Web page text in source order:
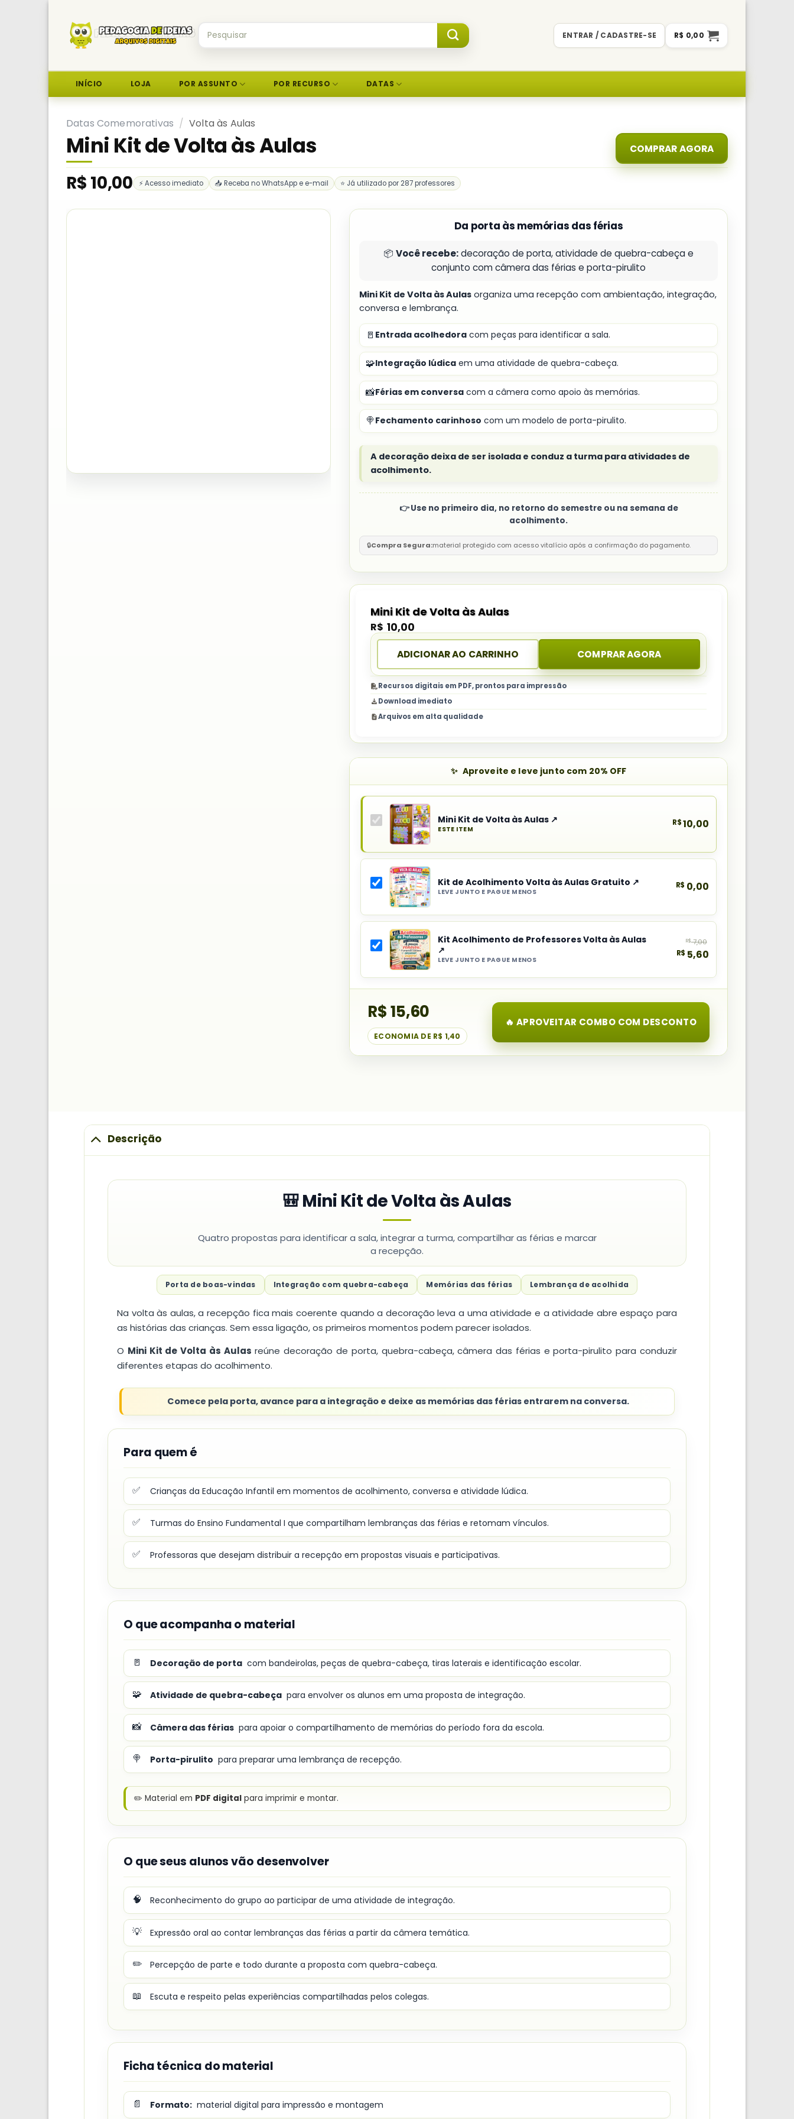
content
por:
ENTRAR / CADASTRE-SE R$ 0,00
INÍCIO LOJA POR ASSUNTO POR RECURSO DATAS
Datas Comemorativas / Volta às Aulas
Mini Kit de Volta às Aulas COMPRAR AGORA
R$ 10,00 ⚡ Acesso imediato 📥 Receba no WhatsApp e e-mail ⭐ Já utilizado por 287 professores
Da porta às memórias das férias
📦Você recebe:decoração de porta, atividade de quebra-cabeça e
conjunto com câmera das férias e porta-pirulito
Mini Kit de Volta às Aulas organiza uma recepção com ambientação, integração,
conversa e lembrança.
🚪 Entrada acolhedora com peças para identificar a sala.
🧩Integração lúdica em uma atividade de quebra-cabeça.
📸Férias em conversa com a câmera como apoio às memórias.
🍭 Fechamento carinhoso com um modelo de porta-pirulito.
A decoração deixa de ser isolada e conduz a turma para atividades de
acolhimento.
👉 Use no primeiro dia, no retorno do semestre ou na semana de
acolhimento.
🔒Compra Segura:material protegido com acesso vitalício após a confirmação do pagamento.
Mini Kit de Volta às Aulas
R$ 10,00
ADICIONAR AO CARRINHO COMPRAR AGORA
Recursos digitais em PDF, prontos para impressão
Download imediato
Arquivos em alta qualidade
Aproveite e leve junto com 20% OFF
Produto
principal
combo:
de
Volta
às
Aulas
Mini Kit de Volta às Aulas ↗
ESTE ITEM
R$10,00
Selecionar
item
combo:
Acolhimento
às
Aulas
Gratuito
Kit de Acolhimento Volta às Aulas Gratuito ↗
LEVE JUNTO E PAGUE MENOS
R$ 0,00
Selecionar
item
combo:
Acolhimento
de
Kit Acolhimento de Professores Volta às Aulas
↗
LEVE JUNTO E PAGUE MENOS
R$7,00
R$ 5,60
R$ 15,60
ECONOMIA DE R$ 1,40
🔥 APROVEITAR COMBO COM DESCONTO
Descrição
🎒 Mini Kit de Volta às Aulas
Quatro propostas para identificar a sala, integrar a turma, compartilhar as férias e marcar
a recepção.
Porta de boas-vindas Integração com quebra-cabeça Memórias das férias Lembrança de acolhida
Na volta às aulas, a recepção fica mais coerente quando a decoração leva a uma atividade e a atividade abre espaço para
as histórias das crianças. Sem essa ligação, os primeiros momentos podem parecer isolados.
O Mini Kit de Volta às Aulas reúne decoração de porta, quebra-cabeça, câmera das férias e porta-pirulito para conduzir
diferentes etapas do acolhimento.
Comece pela porta, avance para a integração e deixe as memórias das férias entrarem na conversa.
Para quem é
✅ Crianças da Educação Infantil em momentos de acolhimento, conversa e atividade lúdica.
✅ Turmas do Ensino Fundamental I que compartilham lembranças das férias e retomam vínculos.
✅ Professoras que desejam distribuir a recepção em propostas visuais e participativas.
O que acompanha o material
🚪 Decoração de porta com bandeirolas, peças de quebra-cabeça, tiras laterais e identificação escolar.
🧩 Atividade de quebra-cabeça para envolver os alunos em uma proposta de integração.
📸 Câmera das férias para apoiar o compartilhamento de memórias do período fora da escola.
🍭 Porta-pirulito para preparar uma lembrança de recepção.
✏️ Material em PDF digital para imprimir e montar.
O que seus alunos vão desenvolver
🧠 Reconhecimento do grupo ao participar de uma atividade de integração.
💡 Expressão oral ao contar lembranças das férias a partir da câmera temática.
✏️ Percepção de parte e todo durante a proposta com quebra-cabeça.
📖 Escuta e respeito pelas experiências compartilhadas pelos colegas.
Ficha técnica do material
📄 Formato: material digital para impressão e montagem